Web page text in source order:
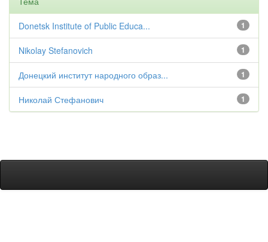
1
Donetsk Institute of Public Educa...
1
Nikolay Stefanovich
1
Донецкий институт народного образ...
1
Николай Стефанович